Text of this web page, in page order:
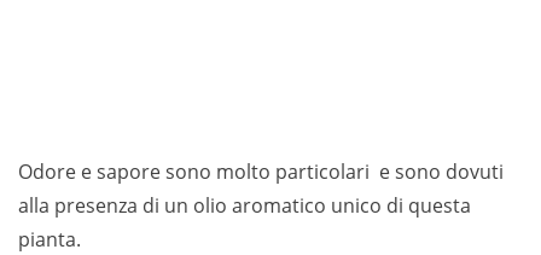
Odore e sapore sono molto particolari e sono dovuti
alla presenza di un olio aromatico unico di questa
pianta.